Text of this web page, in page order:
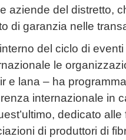
aziende del distretto,
di garanzia nelle
del ciclo di
le
e lana – ha
internazionale in
dedicato
di produttori di